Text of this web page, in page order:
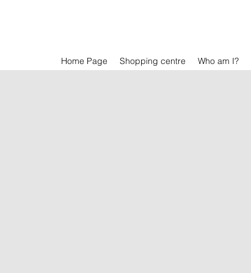
Home Page Shopping centre Who am I?